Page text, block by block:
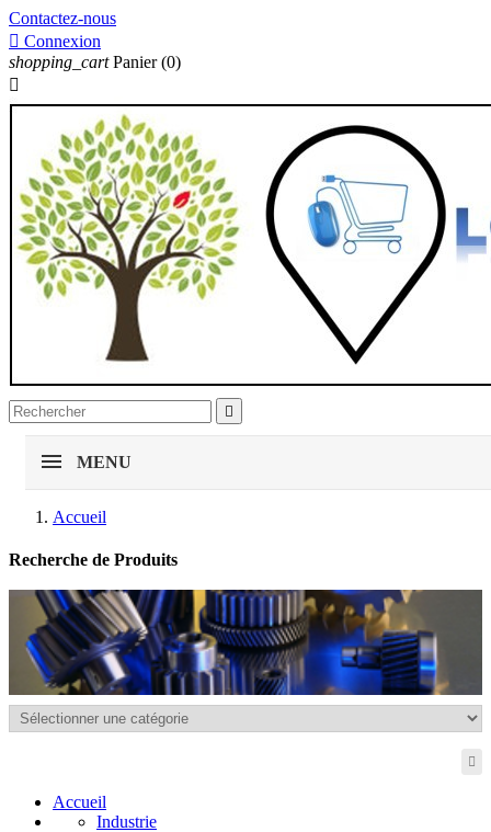
Contactez-nous
 Connexion
shopping_cart Panier (0)


MENU
Accueil
Recherche de Produits
Accueil
Industrie